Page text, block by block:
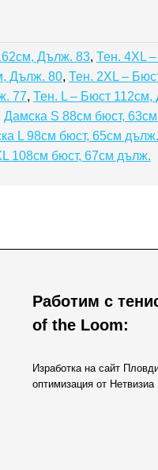
Дълж. 83, Тен. 4XL
Дълж. 80, Тен. 2XL –
77, Тен. L – Бюст
Дамска S 88см бюст,
L 98см бюст, 65см дълж.
108см бюст, 67см дълж.
Работим с
of the Loom:
Изработка на сайт
оптимизация от Нетвизиа